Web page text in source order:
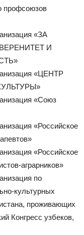
профсоюзов
«ЗА
И
«ЦЕНТР
«Союз
«Российское
«Российское
аграрников»
по
культурных
проживающих
Конгресс узбеков,